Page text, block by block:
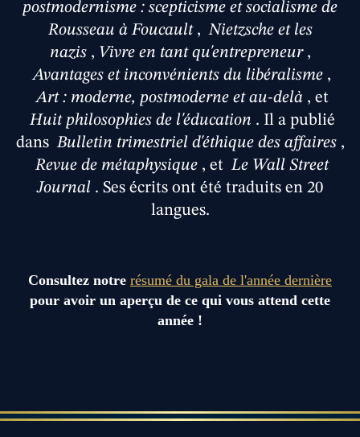
postmodernisme : scepticisme et socialisme de
Rousseau à Foucault , Nietzsche et les
nazis , Vivre en tant qu'entrepreneur ,
Avantages et inconvénients du libéralisme ,
Art : moderne, postmoderne et au-delà , et
Huit philosophies de l'éducation . Il a publié
dans Bulletin trimestriel d'éthique des affaires ,
Revue de métaphysique , et Le Wall Street
Journal . Ses écrits ont été traduits en 20
langues.
Consultez notre résumé du gala de l'année dernière
pour avoir un aperçu de ce qui vous attend cette
année !